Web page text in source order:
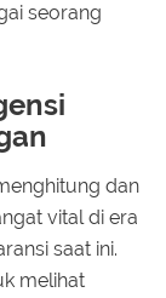
seorang
dan
vital di era
saat ini.
melihat